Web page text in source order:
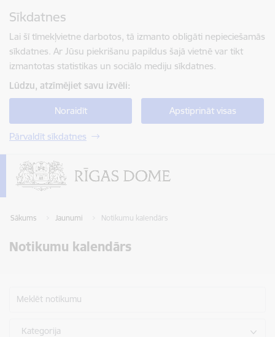
Sīkdatnes
Lai šī tīmekļvietne darbotos, tā izmanto obligāti nepieciešamās
sīkdatnes. Ar Jūsu piekrišanu papildus šajā vietnē var tikt
izmantotas statistikas un sociālo mediju sīkdatnes.
Lūdzu, atzīmējiet savu izvēli:
Noraidīt Apstiprināt visas
Pārvaldīt sīkdatnes
Sākums Jaunumi Notikumu kalendārs
Notikumu kalendārs
Meklēt notikumu
Kategorija